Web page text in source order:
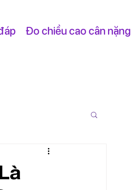
Đo chiều cao cân nặng